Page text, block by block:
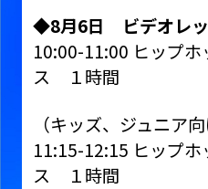
◆8月6日 ビデオレ
10:00-11:00 ヒップ
ス １時間
（キッズ、ジュニア
11:15-12:15 ヒップ
ス １時間